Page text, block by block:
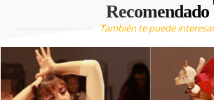
Recomendado
También te puede interesar